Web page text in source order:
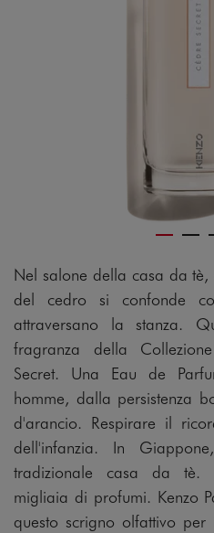
Nel salone della casa da
del cedro si confonde
attraversano la stanza.
fragranza della
Secret. Una Eau de
homme, dalla persistenza
d'arancio. Respirare il
dell'infanzia. In
tradizionale casa da tè.
migliaia di profumi. Kenzo
questo scrigno olfattivo